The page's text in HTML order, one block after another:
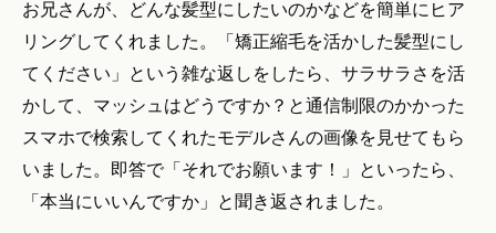
お兄さんが、どんな髪型にしたいのかなどを簡単にヒア
リングしてくれました。「矯正縮毛を活かした髪型にし
てください」という雑な返しをしたら、サラサラさを活
かして、マッシュはどうですか？と通信制限のかかった
スマホで検索してくれたモデルさんの画像を見せてもら
いました。即答で「それでお願います！」といったら、
「本当にいいんですか」と聞き返されました。